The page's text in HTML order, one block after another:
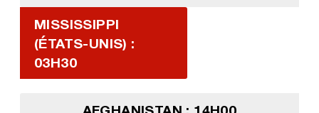
MISSISSIPPI
(ÉTATS-UNIS) :
03H30